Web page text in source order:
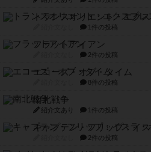
トランスオリエント・エクス
1件の投稿
フラットアイアン
2件の投稿
エコーズ・オブ・タイム
8件の投稿
南北戦争
紹介文あり 1件の投稿
キャプテン・フリップ：イ
2件の投稿